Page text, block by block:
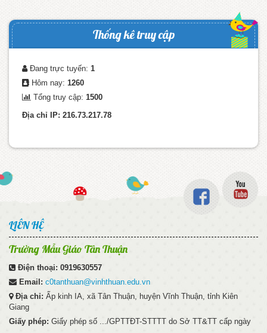
Thống kê truy cập
Đang trực tuyến: 1
Hôm nay: 1260
Tổng truy cập: 1500
Địa chỉ IP: 216.73.217.78
LIÊN HỆ
Trường Mẫu Giáo Tân Thuận
Điện thoại: 0919630557
Email: c0tanthuan@vinhthuan.edu.vn
Địa chỉ: Ấp kinh IA, xã Tân Thuận, huyện Vĩnh Thuận, tỉnh Kiên
Giang
Giấy phép: Giấy phép số .../GPTTĐT-STTTT do Sở TT&TT cấp ngày